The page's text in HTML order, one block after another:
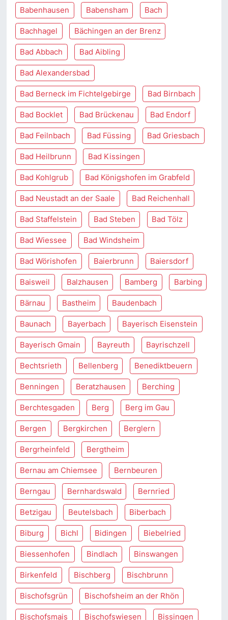
Babenhausen Babensham Bach
Bachhagel Bächingen an der Brenz
Bad Abbach Bad Aibling
Bad Alexandersbad
Bad Berneck im Fichtelgebirge Bad Birnbach
Bad Bocklet Bad Brückenau Bad Endorf
Bad Feilnbach Bad Füssing Bad Griesbach
Bad Heilbrunn Bad Kissingen
Bad Kohlgrub Bad Königshofen im Grabfeld
Bad Neustadt an der Saale Bad Reichenhall
Bad Staffelstein Bad Steben Bad Tölz
Bad Wiessee Bad Windsheim
Bad Wörishofen Baierbrunn Baiersdorf
Baisweil Balzhausen Bamberg Barbing
Bärnau Bastheim Baudenbach
Baunach Bayerbach Bayerisch Eisenstein
Bayerisch Gmain Bayreuth Bayrischzell
Bechtsrieth Bellenberg Benediktbeuern
Benningen Beratzhausen Berching
Berchtesgaden Berg Berg im Gau
Bergen Bergkirchen Berglern
Bergrheinfeld Bergtheim
Bernau am Chiemsee Bernbeuren
Berngau Bernhardswald Bernried
Betzigau Beutelsbach Biberbach
Biburg Bichl Bidingen Biebelried
Biessenhofen Bindlach Binswangen
Birkenfeld Bischberg Bischbrunn
Bischofsgrün Bischofsheim an der Rhön
Bischofsmais Bischofswiesen Bissingen